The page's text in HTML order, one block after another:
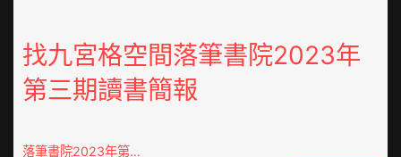
找九宮格空間落筆書院2023年
第三期讀書簡報
落筆書院2023年第…